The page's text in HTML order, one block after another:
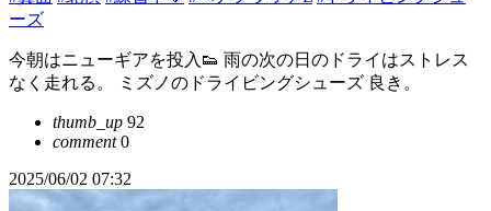
ーズ
今朝はニューギアを投入👟 雨の次の日のドライはストレス
なく走れる。 ミズノのドライビングシューズ 良き。
thumb_up 92
comment0
2025/06/02 07:32